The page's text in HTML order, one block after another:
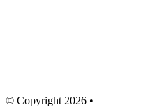
© Copyright 2026 •